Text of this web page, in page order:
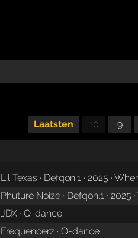
Laatsten 10 9
Lil Texas · Defqon.1 · 2025 ·
Phuture Noize · Defqon.1 ·
JDX · Q-dance
Frequencerz · Q-dance